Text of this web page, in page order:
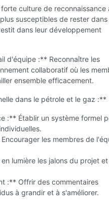
culture de reconnaissance
susceptibles de rester dans
dans leur développement
d'équipe :** Reconnaître les
collaboratif où les
ensemble efficacement.
dans le pétrole et le gaz :**
:** Établir un système formel
les membres de
lumière les jalons du projet et
:** Offrir des commentaires
à grandir et à s'améliorer.